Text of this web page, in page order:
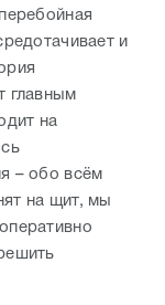
и
главным
на
– обо всём
на щит, мы